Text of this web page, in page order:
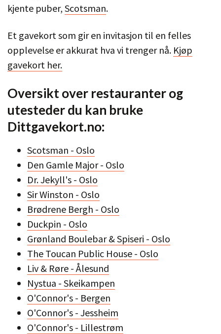
kjente puber, Scotsman.
Et gavekort som gir en invitasjon til en felles
opplevelse er akkurat hva vi trenger nå. Kjøp
gavekort her.
Oversikt over restauranter og
utesteder du kan bruke
Dittgavekort.no:
Scotsman - Oslo
Den Gamle Major - Oslo
Dr. Jekyll's - Oslo
Sir Winston - Oslo
Brødrene Bergh - Oslo
Duckpin - Oslo
Grønland Boulebar & Spiseri - Oslo
The Toucan Public House - Oslo
Liv & Røre - Ålesund
Nystua - Skeikampen
O'Connor's - Bergen
O'Connor's - Jessheim
O'Connor's - Lillestrøm